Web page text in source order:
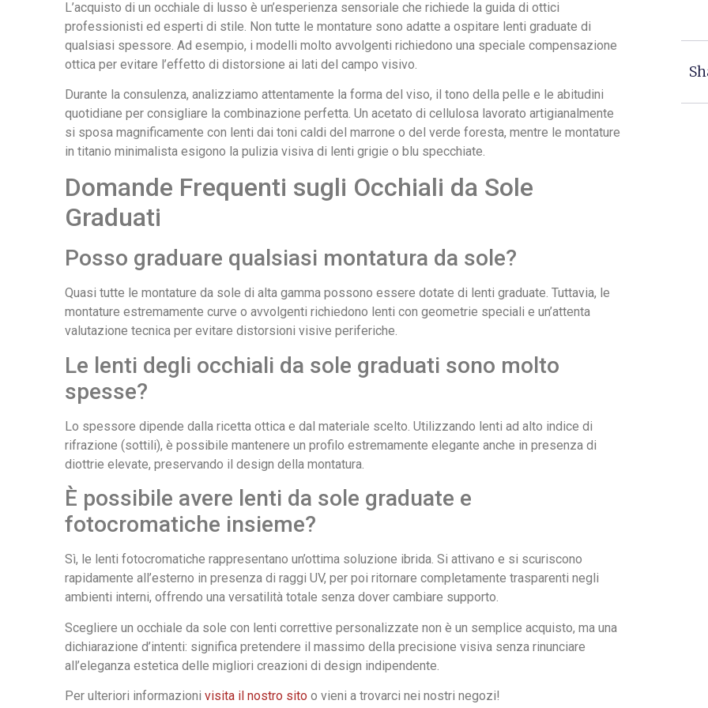
L’acquisto di un occhiale di lusso è un’esperienza sensoriale che richiede la guida di ottici
professionisti ed esperti di stile. Non tutte le montature sono adatte a ospitare lenti graduate di
qualsiasi spessore. Ad esempio, i modelli molto avvolgenti richiedono una speciale compensazione
ottica per evitare l’effetto di distorsione ai lati del campo visivo.
Durante la consulenza, analizziamo attentamente la forma del viso, il tono della pelle e le abitudini
quotidiane per consigliare la combinazione perfetta. Un acetato di cellulosa lavorato artigianalmente
si sposa magnificamente con lenti dai toni caldi del marrone o del verde foresta, mentre le montature
in titanio minimalista esigono la pulizia visiva di lenti grigie o blu specchiate.
Domande Frequenti sugli Occhiali da Sole
Graduati
Posso graduare qualsiasi montatura da sole?
Quasi tutte le montature da sole di alta gamma possono essere dotate di lenti graduate. Tuttavia, le
montature estremamente curve o avvolgenti richiedono lenti con geometrie speciali e un’attenta
valutazione tecnica per evitare distorsioni visive periferiche.
Le lenti degli occhiali da sole graduati sono molto
spesse?
Lo spessore dipende dalla ricetta ottica e dal materiale scelto. Utilizzando lenti ad alto indice di
rifrazione (sottili), è possibile mantenere un profilo estremamente elegante anche in presenza di
diottrie elevate, preservando il design della montatura.
È possibile avere lenti da sole graduate e
fotocromatiche insieme?
Sì, le lenti fotocromatiche rappresentano un’ottima soluzione ibrida. Si attivano e si scuriscono
rapidamente all’esterno in presenza di raggi UV, per poi ritornare completamente trasparenti negli
ambienti interni, offrendo una versatilità totale senza dover cambiare supporto.
Scegliere un occhiale da sole con lenti correttive personalizzate non è un semplice acquisto, ma una
dichiarazione d’intenti: significa pretendere il massimo della precisione visiva senza rinunciare
all’eleganza estetica delle migliori creazioni di design indipendente.
Per ulteriori informazioni visita il nostro sito o vieni a trovarci nei nostri negozi!